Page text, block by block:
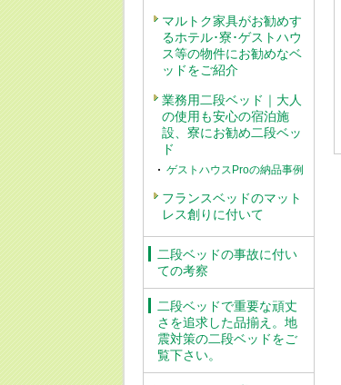
マルトク家具がお勧めす
るホテル･寮･ゲストハウ
ス等の物件にお勧めなベ
ッドをご紹介
業務用二段ベッド｜大人
の使用も安心の宿泊施
設、寮にお勧め二段ベッ
ド
ゲストハウスProの納品事例
フランスベッドのマット
レス創りに付いて
二段ベッドの事故に付い
ての考察
二段ベッドで重要な頑丈
さを追求した品揃え。地
震対策の二段ベッドをご
覧下さい。